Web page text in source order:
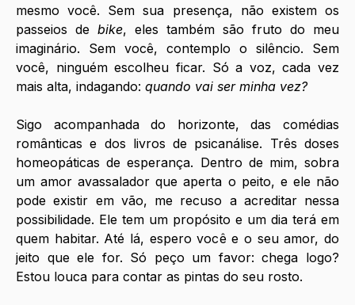
mesmo você. Sem sua presença, não existem os
passeios de bike, eles também são fruto do meu
imaginário. Sem você, contemplo o silêncio. Sem
você, ninguém escolheu ficar. Só a voz, cada vez
mais alta, indagando: quando vai ser minha vez?
Sigo acompanhada do horizonte, das comédias
românticas e dos livros de psicanálise. Três doses
homeopáticas de esperança. Dentro de mim, sobra
um amor avassalador que aperta o peito, e ele não
pode existir em vão, me recuso a acreditar nessa
possibilidade. Ele tem um propósito e um dia terá em
quem habitar. Até lá, espero você e o seu amor, do
jeito que ele for. Só peço um favor: chega logo?
Estou louca para contar as pintas do seu rosto.